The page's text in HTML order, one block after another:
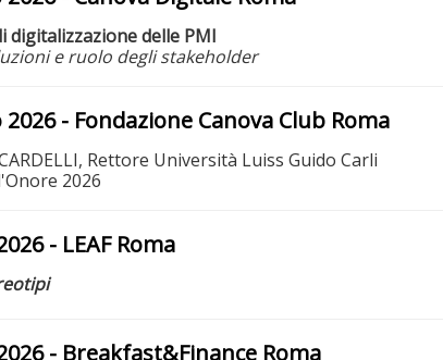
digitalizzazione delle PMI
e ruolo degli stakeholder
- Fondazione Canova Club Roma
Rettore Università Luiss Guido Carli
2026
- LEAF Roma
- Breakfast&Finance Roma